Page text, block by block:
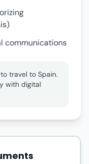
communications
travel to Spain.
with digital